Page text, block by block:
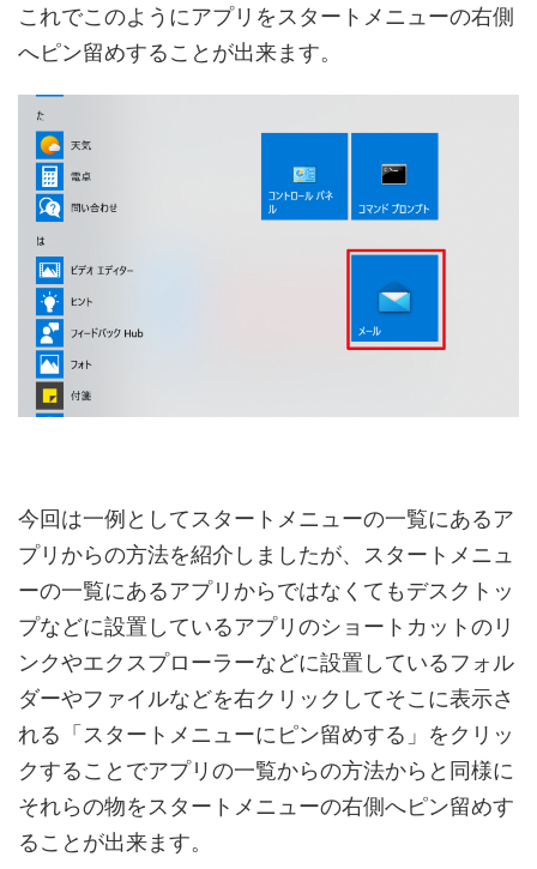
これでこのようにアプリをスタートメニューの右側
へピン留めすることが出来ます。
今回は一例としてスタートメニューの一覧にあるア
プリからの方法を紹介しましたが、スタートメニュ
ーの一覧にあるアプリからではなくてもデスクトッ
プなどに設置しているアプリのショートカットのリ
ンクやエクスプローラーなどに設置しているフォル
ダーやファイルなどを右クリックしてそこに表示さ
れる「スタートメニューにピン留めする」をクリッ
クすることでアプリの一覧からの方法からと同様に
それらの物をスタートメニューの右側へピン留めす
ることが出来ます。